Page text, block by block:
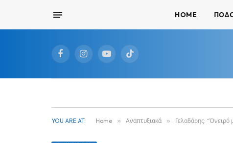
HOME
FacebookInstagramYouTubeTikTok
YOU ARE AT: Home » Αναπτυξιακά » Γελαδάρης: